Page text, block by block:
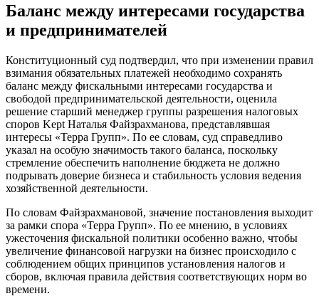
Баланс между интересами государства
и предпринимателей
Конституционный суд подтвердил, что при изменении правил
взимания обязательных платежей необходимо сохранять
баланс между фискальными интересами государства и
свободой предпринимательской деятельности, оценила
решение старший менеджер группы разрешения налоговых
споров Kept Наталья Файзрахманова, представлявшая
интересы «Терра Групп». По ее словам, суд справедливо
указал на особую значимость такого баланса, поскольку
стремление обеспечить наполнение бюджета не должно
подрывать доверие бизнеса и стабильность условия ведения
хозяйственной деятельности.
По словам Файзрахмановой, значение постановления выходит
за рамки спора «Терра Групп». По ее мнению, в условиях
ужесточения фискальной политики особенно важно, чтобы
увеличение финансовой нагрузки на бизнес происходило с
соблюдением общих принципов установления налогов и
сборов, включая правила действия соответствующих норм во
времени.